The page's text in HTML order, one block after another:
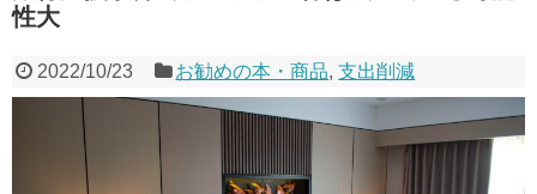
性大
2022/10/23 お勧めの本・商品,支出削減